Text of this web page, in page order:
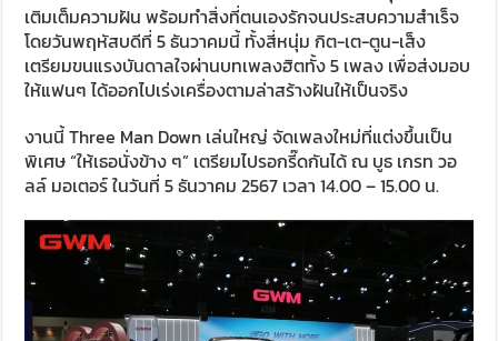
เติมเต็มความฝัน พร้อมทำสิ่งที่ตนเองรักจนประสบความสำเร็จ
โดยวันพฤหัสบดีที่ 5 ธันวาคมนี้ ทั้งสี่หนุ่ม กิต-เต-ตูน-เส็ง
เตรียมขนแรงบันดาลใจผ่านบทเพลงฮิตทั้ง 5 เพลง เพื่อส่งมอบ
ให้แฟนๆ ได้ออกไปเร่งเครื่องตามล่าสร้างฝันให้เป็นจริง
งานนี้ Three Man Down เล่นใหญ่ จัดเพลงใหม่ที่แต่งขึ้นเป็น
พิเศษ “ให้เธอนั่งข้าง ๆ” เตรียมไปรอกรี๊ดกันได้ ณ บูธ เกรท วอ
ลล์ มอเตอร์ ในวันที่ 5 ธันวาคม 2567 เวลา 14.00 – 15.00 น.